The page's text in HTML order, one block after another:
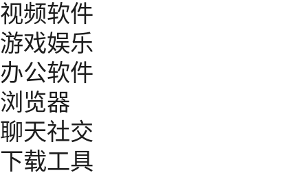
视频软件
游戏娱乐
办公软件
浏览器
聊天社交
下载工具